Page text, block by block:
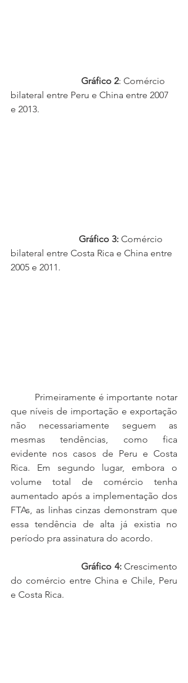
Gráfico 2: Comércio
bilateral entre Peru e China entre 2007
e 2013.
                             Gráfico 3:
Comércio
bilateral entre Costa Rica e China entre
2005 e 2011.
que níveis de importação e exportação
não necessariamente seguem as
mesmas tendências, como fica
evidente nos casos de Peru e Costa
Rica. Em segundo lugar, embora o
volume total de comércio tenha
aumentado após a implementação dos
FTAs, as linhas cinzas demonstram que
essa tendência de alta já existia no
período pra assinatura do acordo.
                            Gráfico 4:
Crescimento
do comércio entre China e Chile, Peru
e Costa Rica.